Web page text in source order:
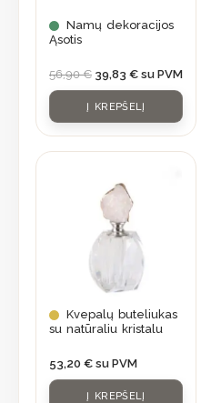
Namų dekoracijos
Ąsotis
56,90€ 39,83 € su PVM
Į KREPŠELĮ
Kvepalų buteliukas
su natūraliu kristalu
53,20 € su PVM
Į KREPŠELĮ